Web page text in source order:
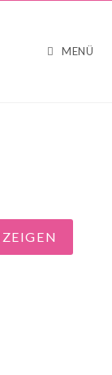
MENÜ